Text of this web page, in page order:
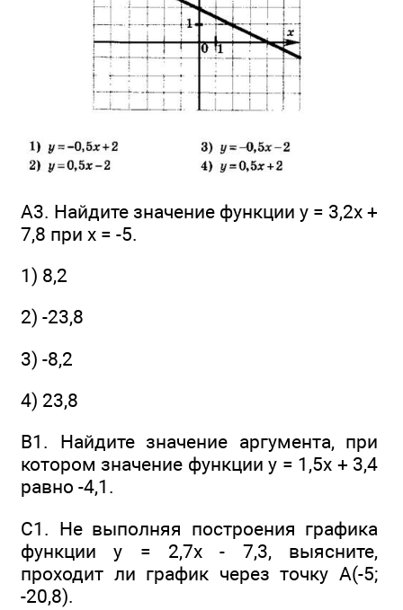
А3. Найдите значение функции у = 3,2x +
7,8 при х = -5.
1) 8,2
2) -23,8
3) -8,2
4) 23,8
В1. Найдите значение аргумента, при
котором значение функции у = 1,5x + 3,4
равно -4,1.
C1. He выполняя построения графика
функции у = 2,7х - 7,3, выясните,
проходит ли график через точку А(-5;
-20,8).